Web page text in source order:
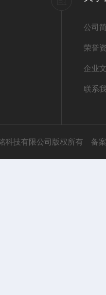
公司
荣誉
企业
联系
科技有限公司版权所有 备